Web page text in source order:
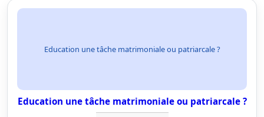
Education une tâche matrimoniale ou patriarcale ?
Education une tâche matrimoniale ou patriarcale ?